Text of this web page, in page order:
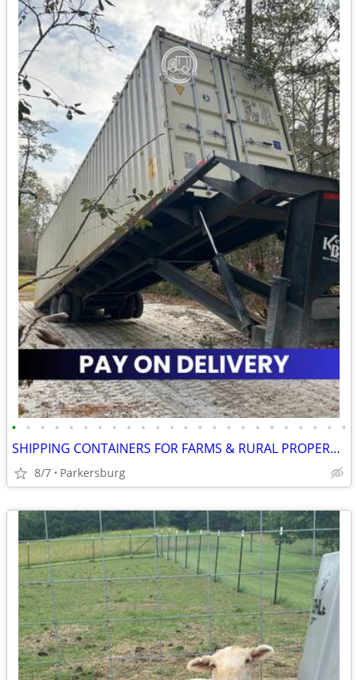
• • • • • • • • • • • • • • • • • • • • • • • •
SHIPPING CONTAINERS FOR FARMS & RURAL PROPERTIES 681-381-3206
8/7 Parkersburg